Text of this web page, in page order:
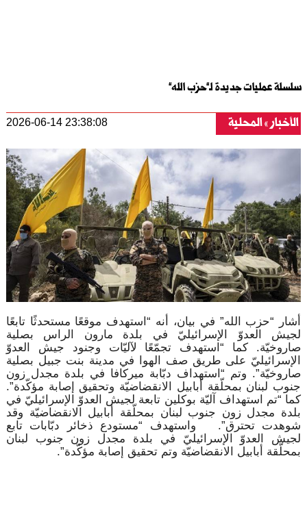
سلسلة عمليات جديدة لـ”حزب الله”
الأخبار المحلية 2026-06-14 23:38:08
أشار “حزب الله” في بيان، أنه “استهدف موقعًا مستحدثًا تابعًا
لجيش العدوّ الإسرائيليّ في بلدة مارون الراس بصلية
صاروخيّة. كما “استهدف تجمّعًا لآليّات وجنود جيش العدوّ
الإسرائيليّ على طريق صف الهوا في مدينة بنت جبيل بصلية
صاروخيّة”. وتم “استهداف دبّابة ميركافا في بلدة مجدل زون
جنوب لبنان بمحلّقة أبابيل الانقضاضيّة وتحقيق إصابة مؤكّدة”.
كما “تم استهداف آليّة بوكلين تابعة لجيش العدوّ الإسرائيليّ في
بلدة مجدل زون جنوب لبنان بمحلّقة أبابيل الانقضاضيّة وقد
شوهدت تحترق”. واستهدف‏ “مستودع ذخائر دبّابات تابع
لجيش العدوّ الإسرائيليّ في بلدة مجدل زون جنوب لبنان
بمحلّقة أبابيل الانقضاضيّة وتم تحقيق إصابة مؤكّدة”.